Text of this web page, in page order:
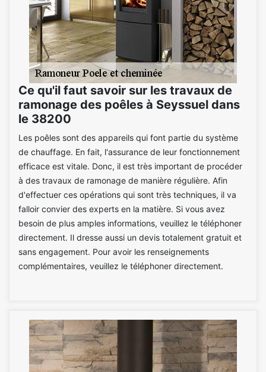
Ce qu'il faut savoir sur les travaux de
ramonage des poêles à Seyssuel dans
le 38200
Les poêles sont des appareils qui font partie du système
de chauffage. En fait, l'assurance de leur fonctionnement
efficace est vitale. Donc, il est très important de procéder
à des travaux de ramonage de manière régulière. Afin
d'effectuer ces opérations qui sont très techniques, il va
falloir convier des experts en la matière. Si vous avez
besoin de plus amples informations, veuillez le téléphoner
directement. Il dresse aussi un devis totalement gratuit et
sans engagement. Pour avoir les renseignements
complémentaires, veuillez le téléphoner directement.